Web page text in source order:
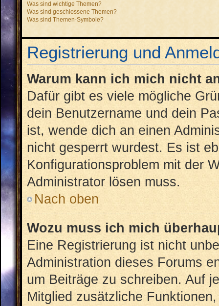
Was sind wichtige Themen?
Was sind geschlossene Themen?
Was sind Themen-Symbole?
Registrierung und
Warum kann ich mich nicht
Dafür gibt es viele mögliche
dein Benutzername und dein
ist, wende dich an einen
nicht gesperrt wurdest. Es ist
Konfigurationsproblem mit der
Administrator lösen muss.
Nach oben
Wozu muss ich mich
Eine Registrierung ist nicht
Administration dieses Forums
um Beiträge zu schreiben. Auf
Mitglied zusätzliche